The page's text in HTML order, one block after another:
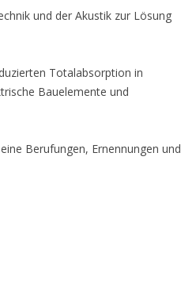
und der Akustik zur Lösung
Totalabsorption in
Bauelemente und
Berufungen, Ernennungen und